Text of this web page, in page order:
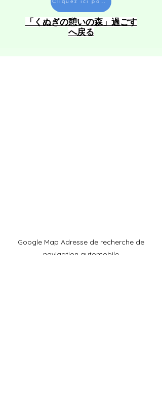
Cliquez ici pour faire une réservation
​「くぬぎの憩いの森」過ごす
へ戻る
​Google Map Adresse de recherche de
navigation automobile